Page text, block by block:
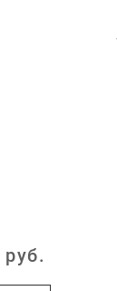
руб.